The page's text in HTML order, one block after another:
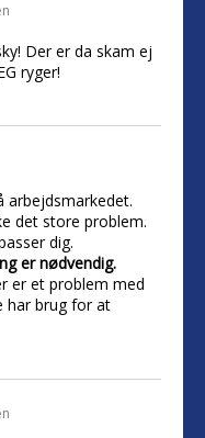
Der er da skam ej
ryger!
arbejdsmarkedet.
det store problem.
dig.
er nødvendig.
er et problem med
har brug for at